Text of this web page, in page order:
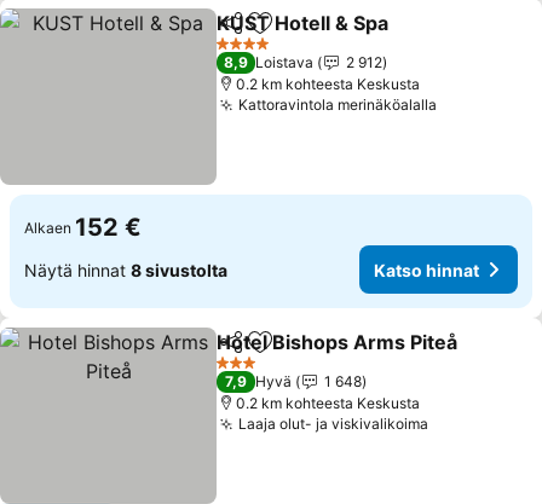
Jaa Lisää suosikkeihin
KUST Hotell & Spa
4 Tähtiluokitus
8,9 Loistava
2 912
0.2 km kohteesta Keskusta
Kattoravintola merinäköalalla
Alkaen 152 €
Näytä hinnat 8 sivustolta Katso hinnat
Jaa Lisää suosikkeihin
Hotel Bishops Arms Piteå
3 Tähtiluokitus
7,9 Hyvä
1 648
0.2 km kohteesta Keskusta
Laaja olut- ja viskivalikoima